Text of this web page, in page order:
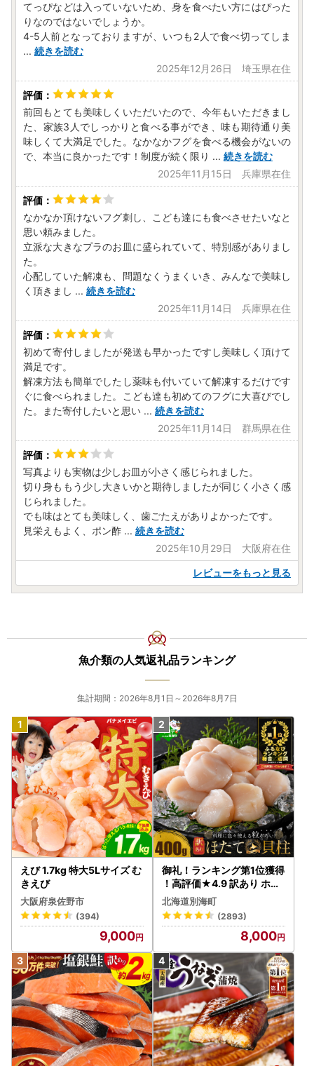
※12月28日～12月31日ご入金分は年明けに発送いたします。
1月10日のワンストップ特例制度の申請期限に間に合わない
可能性がございますので、『自治体マイページ』よりオンラ
インワンストップ申請をお勧めいたします。
【ワンストップ特例申請書提出先】
〒750-8521
山口県下関市南部町1番1号
下関市役所企画政策部企画課 ふるさと納税担当
てっぴなどは入っていないため、身を食べたい方にはぴった
りなのではないでしょうか。
4-5人前となっておりますが、いつも2人で食べ切ってしま
... 続きを読む
2025年12月26日 埼玉県在住
前回もとても美味しくいただいたので、今年もいただきまし
た、家族3人でしっかりと食べる事ができ、味も期待通り美
味しくて大満足でした。なかなかフグを食べる機会がないの
で、本当に良かったです！制度が続く限り ... 続きを読む
2025年11月15日 兵庫県在住
なかなか頂けないフグ刺し、こども達にも食べさせたいなと
思い頼みました。
立派な大きなプラのお皿に盛られていて、特別感がありまし
た。
心配していた解凍も、問題なくうまくいき、みんなで美味し
く頂きまし ... 続きを読む
2025年11月14日 兵庫県在住
初めて寄付しましたが発送も早かったですし美味しく頂けて
満足です。
解凍方法も簡単でしたし薬味も付いていて解凍するだけです
ぐに食べられました。こども達も初めてのフグに大喜びでし
た。また寄付したいと思い ... 続きを読む
2025年11月14日 群馬県在住
写真よりも実物は少しお皿が小さく感じられました。
切り身ももう少し大きいかと期待しましたが同じく小さく感
じられました。
でも味はとても美味しく、歯ごたえがありよかったです。
見栄えもよく、ポン酢 ... 続きを読む
2025年10月29日 大阪府在住
レビューをもっと見る
魚介類の人気返礼品ランキング
集計期間：2026年8月1日～2026年8月7日
えび 1.7kg 特大5Lサイズ む
きえび
大阪府泉佐野市
(394)
9,000
御礼！ランキング第1位獲得
！高評価★4.9 訳あり ホタ
テ 400g（ほたて 帆立 貝柱
冷凍 ）
北海道別海町
(2893)
8,000